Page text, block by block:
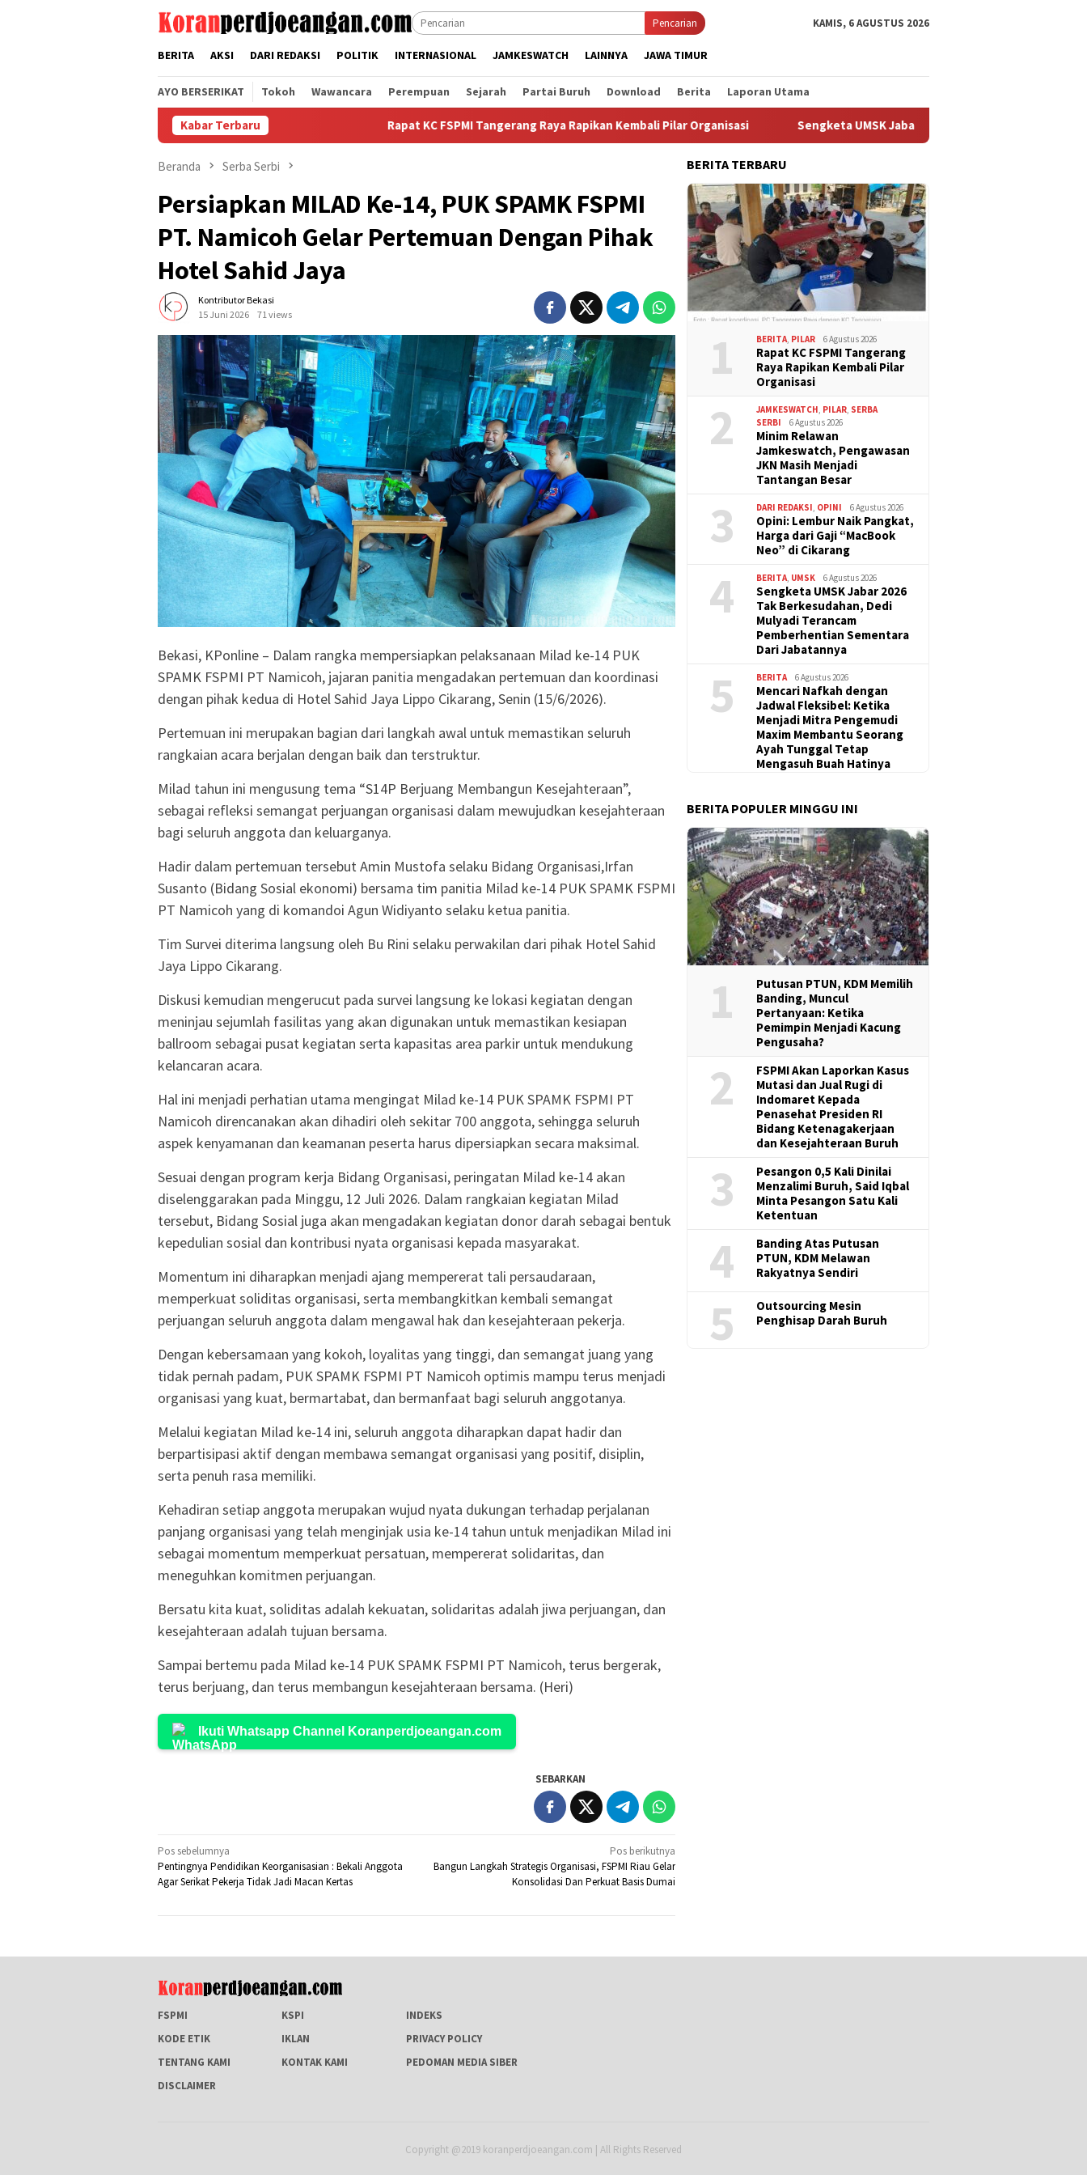
Pencarian KAMIS, 6 AGUSTUS 2026
BERITA AKSI DARI REDAKSI POLITIK INTERNASIONAL JAMKESWATCH LAINNYA JAWA TIMUR
AYO BERSERIKAT Tokoh Wawancara Perempuan Sejarah Partai Buruh Download Berita Laporan Utama
Kabar Terbaru Rapat KC FSPMI Tangerang Raya Rapikan Kembali Pilar Organisasi Sengketa UMSK Jabar 2026 Tak Berkesudahan, Dedi Mulyadi
Beranda Serba Serbi
Persiapkan MILAD Ke-14, PUK SPAMK FSPMI
PT. Namicoh Gelar Pertemuan Dengan Pihak
Hotel Sahid Jaya
Kontributor Bekasi
15 Juni 2026
71 views
Bekasi, KPonline – Dalam rangka mempersiapkan pelaksanaan Milad ke-14 PUK
SPAMK FSPMI PT Namicoh, jajaran panitia mengadakan pertemuan dan koordinasi
dengan pihak kedua di Hotel Sahid Jaya Lippo Cikarang, Senin (15/6/2026).
Pertemuan ini merupakan bagian dari langkah awal untuk memastikan seluruh
rangkaian acara berjalan dengan baik dan terstruktur.
Milad tahun ini mengusung tema “S14P Berjuang Membangun Kesejahteraan”,
sebagai refleksi semangat perjuangan organisasi dalam mewujudkan kesejahteraan
bagi seluruh anggota dan keluarganya.
Hadir dalam pertemuan tersebut Amin Mustofa selaku Bidang Organisasi,Irfan
Susanto (Bidang Sosial ekonomi) bersama tim panitia Milad ke-14 PUK SPAMK FSPMI
PT Namicoh yang di komandoi Agun Widiyanto selaku ketua panitia.
Tim Survei diterima langsung oleh Bu Rini selaku perwakilan dari pihak Hotel Sahid
Jaya Lippo Cikarang.
Diskusi kemudian mengerucut pada survei langsung ke lokasi kegiatan dengan
meninjau sejumlah fasilitas yang akan digunakan untuk memastikan kesiapan
ballroom sebagai pusat kegiatan serta kapasitas area parkir untuk mendukung
kelancaran acara.
Hal ini menjadi perhatian utama mengingat Milad ke-14 PUK SPAMK FSPMI PT
Namicoh direncanakan akan dihadiri oleh sekitar 700 anggota, sehingga seluruh
aspek kenyamanan dan keamanan peserta harus dipersiapkan secara maksimal.
Sesuai dengan program kerja Bidang Organisasi, peringatan Milad ke-14 akan
diselenggarakan pada Minggu, 12 Juli 2026. Dalam rangkaian kegiatan Milad
tersebut, Bidang Sosial juga akan mengadakan kegiatan donor darah sebagai bentuk
kepedulian sosial dan kontribusi nyata organisasi kepada masyarakat.
Momentum ini diharapkan menjadi ajang mempererat tali persaudaraan,
memperkuat soliditas organisasi, serta membangkitkan kembali semangat
perjuangan seluruh anggota dalam mengawal hak dan kesejahteraan pekerja.
Dengan kebersamaan yang kokoh, loyalitas yang tinggi, dan semangat juang yang
tidak pernah padam, PUK SPAMK FSPMI PT Namicoh optimis mampu terus menjadi
organisasi yang kuat, bermartabat, dan bermanfaat bagi seluruh anggotanya.
Melalui kegiatan Milad ke-14 ini, seluruh anggota diharapkan dapat hadir dan
berpartisipasi aktif dengan membawa semangat organisasi yang positif, disiplin,
serta penuh rasa memiliki.
Kehadiran setiap anggota merupakan wujud nyata dukungan terhadap perjalanan
panjang organisasi yang telah menginjak usia ke-14 tahun untuk menjadikan Milad ini
sebagai momentum memperkuat persatuan, mempererat solidaritas, dan
meneguhkan komitmen perjuangan.
Bersatu kita kuat, soliditas adalah kekuatan, solidaritas adalah jiwa perjuangan, dan
kesejahteraan adalah tujuan bersama.
Sampai bertemu pada Milad ke-14 PUK SPAMK FSPMI PT Namicoh, terus bergerak,
terus berjuang, dan terus membangun kesejahteraan bersama. (Heri)
Ikuti Whatsapp Channel Koranperdjoeangan.com
SEBARKAN
Navigasi
pos
Pos sebelumnya
Pentingnya Pendidikan Keorganisasian : Bekali Anggota
Agar Serikat Pekerja Tidak Jadi Macan Kertas
Pos berikutnya
Bangun Langkah Strategis Organisasi, FSPMI Riau Gelar
Konsolidasi Dan Perkuat Basis Dumai
BERITA TERBARU
1 BERITA PILAR 6 Agustus 2026
Rapat KC FSPMI Tangerang
Raya Rapikan Kembali Pilar
Organisasi
2 JAMKESWATCH PILAR SERBA
SERBI
6 Agustus 2026
Minim Relawan
Jamkeswatch, Pengawasan
JKN Masih Menjadi
Tantangan Besar
3 DARI REDAKSI OPINI 6 Agustus 2026
Opini: Lembur Naik Pangkat,
Harga dari Gaji “MacBook
Neo” di Cikarang
4 BERITA UMSK 6 Agustus 2026
Sengketa UMSK Jabar 2026
Tak Berkesudahan, Dedi
Mulyadi Terancam
Pemberhentian Sementara
Dari Jabatannya
5 BERITA 6 Agustus 2026
Mencari Nafkah dengan
Jadwal Fleksibel: Ketika
Menjadi Mitra Pengemudi
Maxim Membantu Seorang
Ayah Tunggal Tetap
Mengasuh Buah Hatinya
BERITA POPULER MINGGU INI
1
Putusan PTUN, KDM Memilih
Banding, Muncul
Pertanyaan: Ketika
Pemimpin Menjadi Kacung
Pengusaha?
2
FSPMI Akan Laporkan Kasus
Mutasi dan Jual Rugi di
Indomaret Kepada
Penasehat Presiden RI
Bidang Ketenagakerjaan
dan Kesejahteraan Buruh
3
Pesangon 0,5 Kali Dinilai
Menzalimi Buruh, Said Iqbal
Minta Pesangon Satu Kali
Ketentuan
4
Banding Atas Putusan
PTUN, KDM Melawan
Rakyatnya Sendiri
5
Outsourcing Mesin
Penghisap Darah Buruh
FSPMI KSPI
INDEKS
KODE ETIK
IKLAN
PRIVACY POLICY
TENTANG KAMI
KONTAK KAMI
PEDOMAN MEDIA SIBER
DISCLAIMER
Copyright @2019 koranperdjoeangan.com | All Rights Reserved